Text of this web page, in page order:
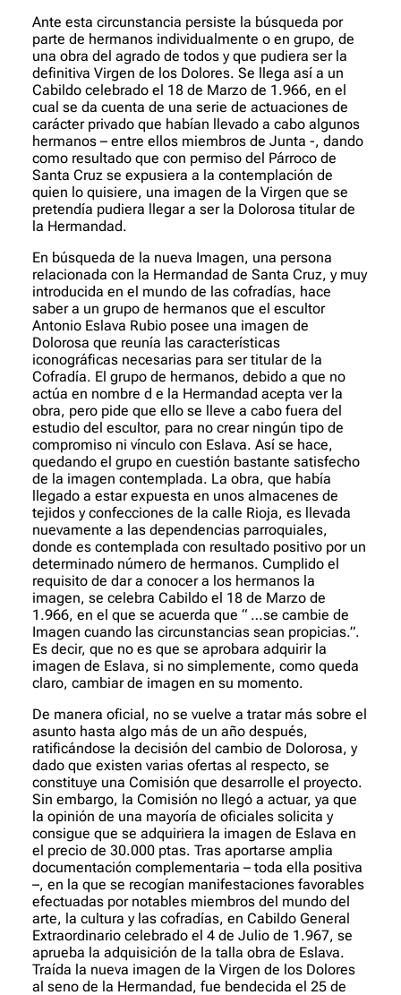
Ante esta circunstancia persiste la búsqueda por
parte de hermanos individualmente o en grupo, de
una obra del agrado de todos y que pudiera ser la
definitiva Virgen de los Dolores. Se llega así a un
Cabildo celebrado el 18 de Marzo de 1.966, en el
cual se da cuenta de una serie de actuaciones de
carácter privado que habían llevado a cabo algunos
hermanos – entre ellos miembros de Junta -, dando
como resultado que con permiso del Párroco de
Santa Cruz se expusiera a la contemplación de
quien lo quisiere, una imagen de la Virgen que se
pretendía pudiera llegar a ser la Dolorosa titular de
la Hermandad.
En búsqueda de la nueva Imagen, una persona
relacionada con la Hermandad de Santa Cruz, y muy
introducida en el mundo de las cofradías, hace
saber a un grupo de hermanos que el escultor
Antonio Eslava Rubio posee una imagen de
Dolorosa que reunía las características
iconográficas necesarias para ser titular de la
Cofradía. El grupo de hermanos, debido a que no
actúa en nombre d e la Hermandad acepta ver la
obra, pero pide que ello se lleve a cabo fuera del
estudio del escultor, para no crear ningún tipo de
compromiso ni vínculo con Eslava. Así se hace,
quedando el grupo en cuestión bastante satisfecho
de la imagen contemplada. La obra, que había
llegado a estar expuesta en unos almacenes de
tejidos y confecciones de la calle Rioja, es llevada
nuevamente a las dependencias parroquiales,
donde es contemplada con resultado positivo por un
determinado número de hermanos. Cumplido el
requisito de dar a conocer a los hermanos la
imagen, se celebra Cabildo el 18 de Marzo de
1.966, en el que se acuerda que “ …se cambie de
Imagen cuando las circunstancias sean propicias.”.
Es decir, que no es que se aprobara adquirir la
imagen de Eslava, si no simplemente, como queda
claro, cambiar de imagen en su momento.
De manera oficial, no se vuelve a tratar más sobre el
asunto hasta algo más de un año después,
ratificándose la decisión del cambio de Dolorosa, y
dado que existen varias ofertas al respecto, se
constituye una Comisión que desarrolle el proyecto.
Sin embargo, la Comisión no llegó a actuar, ya que
la opinión de una mayoría de oficiales solicita y
consigue que se adquiriera la imagen de Eslava en
el precio de 30.000 ptas. Tras aportarse amplia
documentación complementaria – toda ella positiva
–, en la que se recogían manifestaciones favorables
efectuadas por notables miembros del mundo del
arte, la cultura y las cofradías, en Cabildo General
Extraordinario celebrado el 4 de Julio de 1.967, se
aprueba la adquisición de la talla obra de Eslava.
Traída la nueva imagen de la Virgen de los Dolores
al seno de la Hermandad, fue bendecida el 25 de